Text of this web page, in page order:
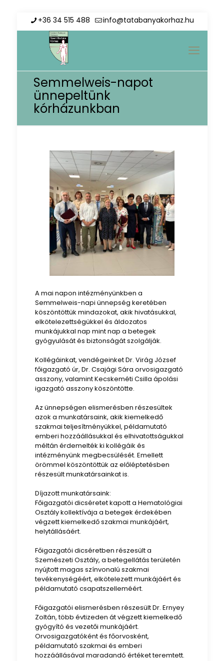
+36 34 515 488 info@tatabanyakorhaz.hu
Semmelweis-napot
ünnepeltünk
kórházunkban
A mai napon intézményünkben a
Semmelweis-napi ünnepség keretében
köszöntöttük mindazokat, akik hivatásukkal,
elkötelezettségükkel és áldozatos
munkájukkal nap mint nap a betegek
gyógyulását és biztonságát szolgálják.
Kollégáinkat, vendégeinket Dr. Virág József
főigazgató úr, Dr. Csajági Sára orvosigazgató
asszony, valamint Kecskeméti Csilla ápolási
igazgató asszony köszöntötte.
Az ünnepségen elismerésben részesültek
azok a munkatársaink, akik kiemelkedő
szakmai teljesítményükkel, példamutató
emberi hozzáállásukkal és elhivatottságukkal
méltán érdemelték ki kollégáik és
intézményünk megbecsülését. Emellett
örömmel köszöntöttük az előléptetésben
részesült munkatársainkat is.
Díjazott munkatársaink:
Főigazgatói dicséretet kapott a Hematológiai
Osztály kollektívája a betegek érdekében
végzett kiemelkedő szakmai munkájáért,
helytállásáért.
Főigazgatói dicséretben részesült a
Szemészeti Osztály, a betegellátás területén
nyújtott magas színvonalú szakmai
tevékenységéért, elkötelezett munkájáért és
példamutató csapatszelleméért.
Főigazgatói elismerésben részesült Dr. Ernyey
Zoltán, több évtizeden át végzett kiemelkedő
gyógyító és vezetői munkájáért.
Orvosigazgatóként és főorvosként,
példamutató szakmai és emberi
hozzáállásával maradandó értéket teremtett.